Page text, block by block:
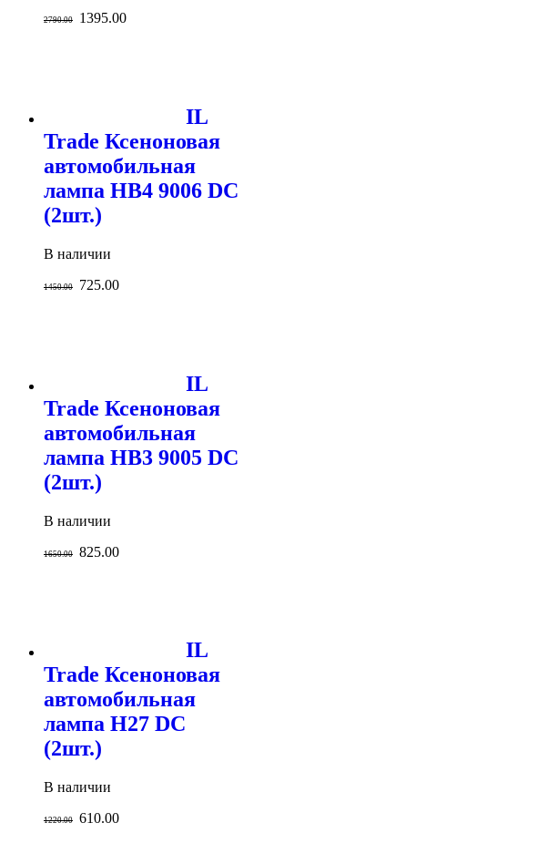
2790.00 1395.00
IL
Trade Ксеноновая
автомобильная
лампа HB4 9006 DC
(2шт.)
В наличии
1450.00 725.00
IL
Trade Ксеноновая
автомобильная
лампа HB3 9005 DC
(2шт.)
В наличии
1650.00 825.00
IL
Trade Ксеноновая
автомобильная
лампа H27 DC
(2шт.)
В наличии
1220.00 610.00